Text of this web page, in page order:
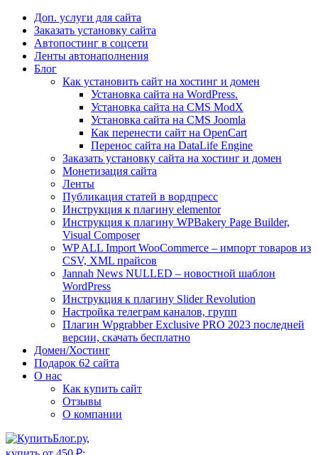
Доп. услуги для сайта
Заказать установку сайта
Автопостинг в соцсети
Ленты автонаполнения
Блог
Как установить сайт на хостинг и домен
Установка сайта на WordPress.
Установка сайта на CMS ModX
Установка сайта на CMS Joomla
Как перенести сайт на OpenCart
Перенос сайта на DataLife Engine
Заказать установку сайта на хостинг и домен
Монетизация сайта
Ленты
Публикация статей в вордпресс
Инструкция к плагину elementor
Инструкция к плагину WPBakery Page Builder,
Visual Composer
WP ALL Import WooCommerce – импорт товаров из
CSV, XML прайсов
Jannah News NULLED – новостной шаблон
WordPress
Инструкция к плагину Slider Revolution
Настройка телеграм каналов, групп
Плагин Wpgrabber Exclusive PRO 2023 последней
версии, скачать бесплатно
Домен/Хостинг
Подарок 62 сайта
О нас
Как купить сайт
Отзывы
О компании